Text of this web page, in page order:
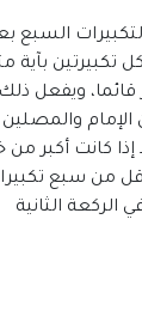
السبع
كل تكبيرتين
قائما،
إذا كانت
من سبع
الركعة الثانية